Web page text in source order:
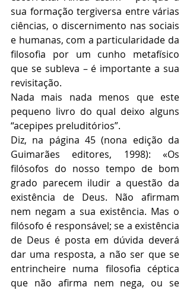
sua formação tergiversa entre várias
ciências, o discernimento nas sociais
e humanas, com a particularidade da
filosofia por um cunho metafísico
que se subleva – é importante a sua
revisitação.
Nada mais nada menos que este
pequeno livro do qual deixo alguns
“acepipes preluditórios”.
Diz, na página 45 (nona edição da
Guimarães editores, 1998): «Os
filósofos do nosso tempo de bom
grado parecem iludir a questão da
existência de Deus. Não afirmam
nem negam a sua existência. Mas o
filósofo é responsável; se a existência
de Deus é posta em dúvida deverá
dar uma resposta, a não ser que se
entrincheire numa filosofia céptica
que não afirma nem nega, ou se